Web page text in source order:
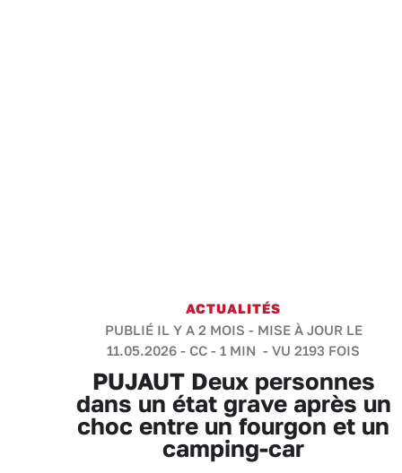
ACTUALITÉS
PUBLIÉ IL Y A 2 MOIS - MISE À JOUR LE
11.05.2026 - CC - 1 MIN - VU 2193 FOIS
PUJAUT Deux personnes
dans un état grave après un
choc entre un fourgon et un
camping-car